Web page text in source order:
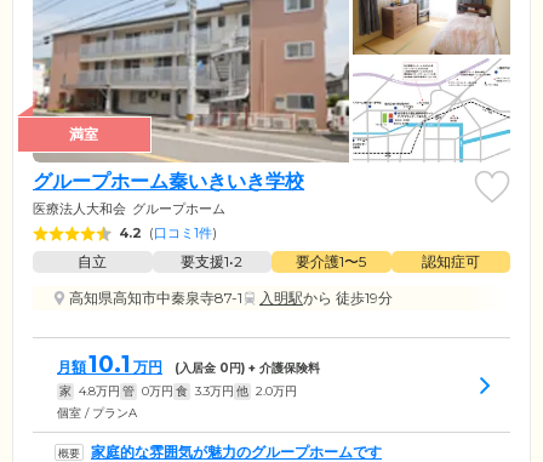
満室
グループホーム秦いきいき学校
医療法人大和会 グループホーム
4.2 (口コミ1件)
自立 要支援1•2 要介護1〜5
認知症可
高知県高知市中秦泉寺87-1
入明駅から 徒歩19分
月額10.1 万円 (入居金 0円) + 介護保険料
家 4.8万円 管 0万円 食 3.3万円 他 2.0万円
個室 / プランA
家庭的な雰囲気が魅力のグループホームです